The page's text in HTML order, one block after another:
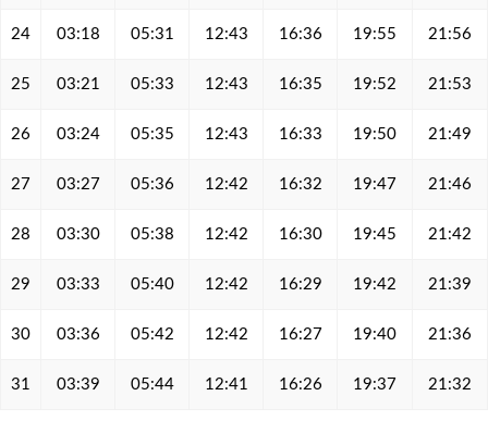
24 03:18 05:31 12:43 16:36 19:55 21:56
25 03:21 05:33 12:43 16:35 19:52 21:53
26 03:24 05:35 12:43 16:33 19:50 21:49
27 03:27 05:36 12:42 16:32 19:47 21:46
28 03:30 05:38 12:42 16:30 19:45 21:42
29 03:33 05:40 12:42 16:29 19:42 21:39
30 03:36 05:42 12:42 16:27 19:40 21:36
31 03:39 05:44 12:41 16:26 19:37 21:32